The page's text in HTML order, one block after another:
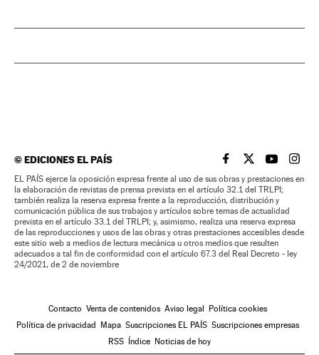
©EDICIONES EL PAÍS EL PAÍS BRASIL EN
EL PAÍSEL PAÍS
EL
EL PAÍS ejerce la oposición expresa frente al uso de sus obras y prestaciones en
la elaboración de revistas de prensa prevista en el artículo 32.1 del TRLPI;
también realiza la reserva expresa frente a la reproducción, distribución y
comunicación pública de sus trabajos y artículos sobre temas de actualidad
prevista en el artículo 33.1 del TRLPI; y, asimismo, realiza una reserva expresa
de las reproducciones y usos de las obras y otras prestaciones accesibles desde
este sitio web a medios de lectura mecánica u otros medios que resulten
adecuados a tal fin de conformidad con el artículo 67.3 del Real Decreto - ley
24/2021, de 2 de noviembre
Contacto Venta de contenidos Aviso legal
Política cookies
Política de privacidad
Mapa Suscripciones EL PAÍS Suscripciones empresas
RSS
Índice Noticias de hoy